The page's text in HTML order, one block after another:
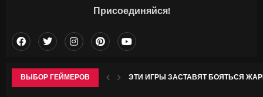
ВЫБОР ГЕЙМЕРОВ ЭТИ ИГРЫ ЗАСТАВЯТ БОЯТЬСЯ ЖАРЫ:
Присоединяйся!